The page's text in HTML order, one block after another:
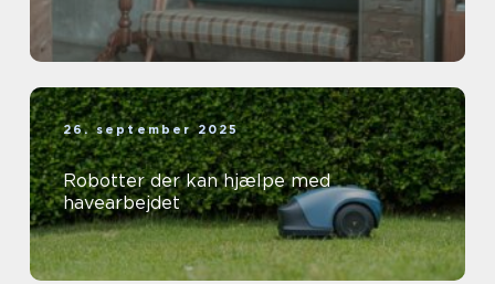
26. september 2025
Robotter der kan hjælpe med
havearbejdet